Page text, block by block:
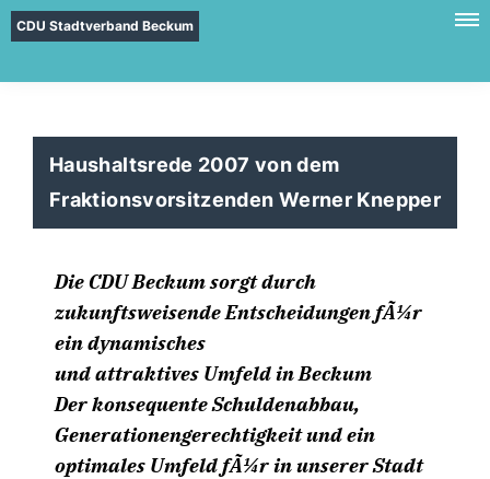
CDU Stadtverband Beckum
Haushaltsrede 2007 von dem
Fraktionsvorsitzenden Werner Knepper
Die CDU Beckum sorgt durch
zukunftsweisende Entscheidungen fÃ¼r
ein dynamisches
und attraktives Umfeld in Beckum
Der konsequente Schuldenabbau,
Generationengerechtigkeit und ein
optimales Umfeld fÃ¼r in unserer Stadt